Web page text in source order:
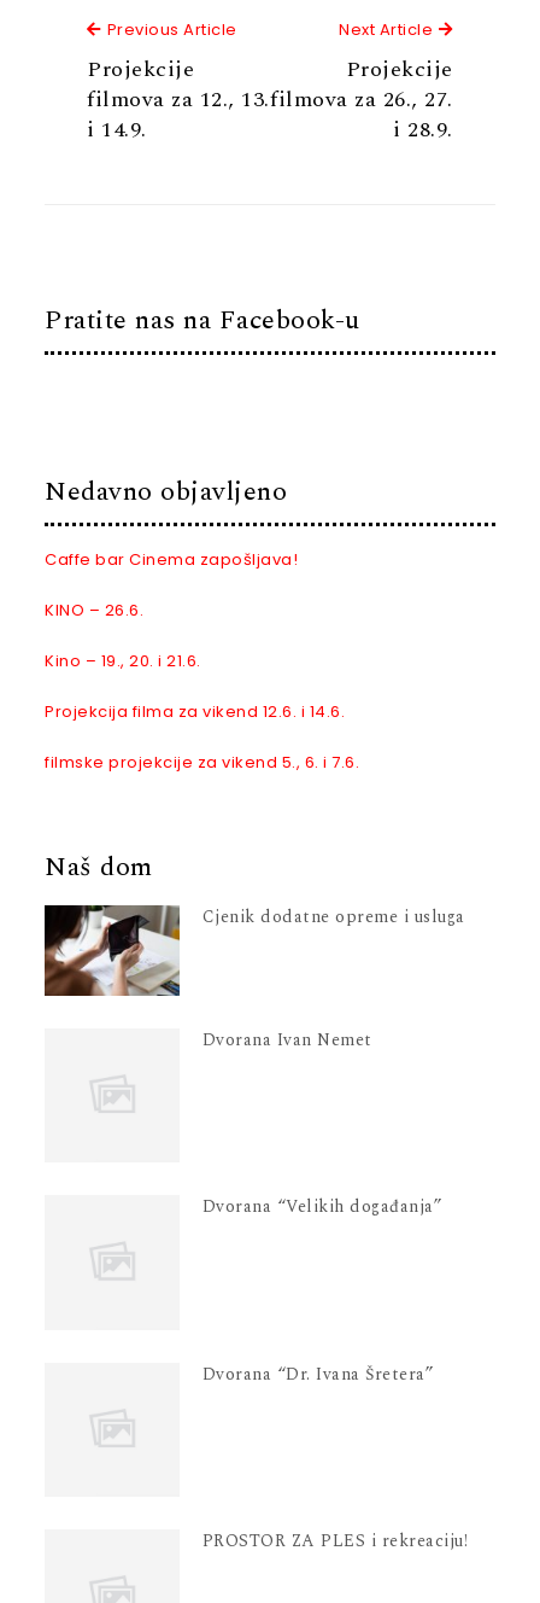
Previous Article Previous Article
Projekcije
filmova za 12., 13.
i 14.9.
Next Article Next
Projekcije
filmova za 26., 27.
i 28.9.
Pratite nas na Facebook-u
Nedavno objavljeno
Caffe bar Cinema zapošljava!
KINO – 26.6.
Kino – 19., 20. i 21.6.
Projekcija filma za vikend 12.6. i 14.6.
filmske projekcije za vikend 5., 6. i 7.6.
Naš dom
Cjenik dodatne opreme i usluga
Dvorana Ivan Nemet
Dvorana “Velikih događanja”
Dvorana “Dr. Ivana Šretera”
PROSTOR ZA PLES i rekreaciju!